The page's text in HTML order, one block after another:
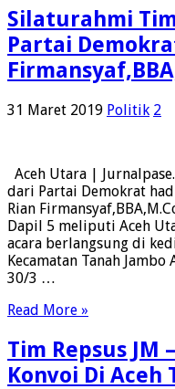
Silaturahmi
Partai
31 Maret 2019 Politik 2
Aceh Utara |
dari Partai Demokrat
Rian
Dapil 5 meliputi Aceh
acara berlangsung di
Kecamatan Tanah
30/3 …
Read More »
Tim Repsus JM
Konvoi Di Aceh